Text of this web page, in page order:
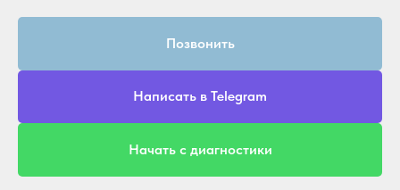
Позвонить
Написать в Telegram
Начать с диагностики